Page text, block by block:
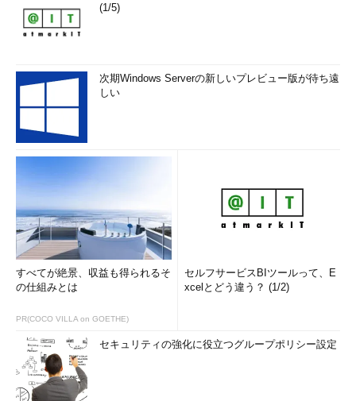
(1/5)
次期Windows Serverの新しいプレビュー版が待ち遠
しい
すべてが絶景、収益も得られるそ
の仕組みとは
PR(COCO VILLA on GOETHE)
セルフサービスBIツールって、E
xcelとどう違う？ (1/2)
セキュリティの強化に役立つグループポリシー設定